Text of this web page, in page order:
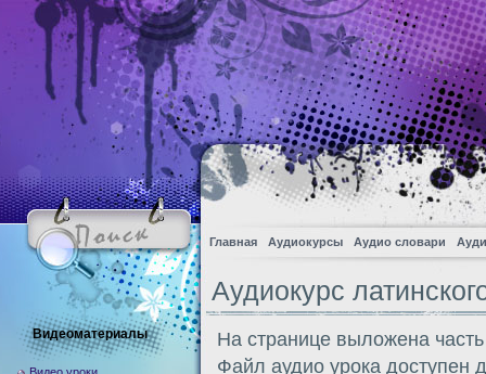
Главная Аудиокурсы Аудио словари
Аудиокурс
На странице выложена
Файл аудио урока доступен
Видеоматериалы